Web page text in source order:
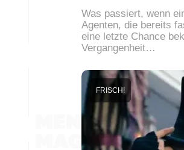
Was passiert, wenn
Agenten, die bereits
eine letzte Chance
Vergangenheit…
FRISCH!